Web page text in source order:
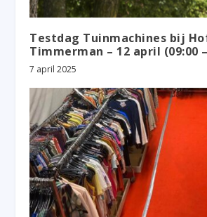
Testdag Tuinmachines bij
Timmerman – 12 april (09:00
7 april 2025